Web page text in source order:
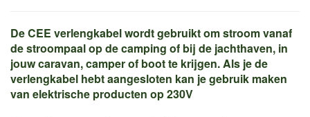
De CEE verlengkabel wordt gebruikt om stroom vanaf
de stroompaal op de camping of bij de jachthaven, in
jouw caravan, camper of boot te krijgen. Als je de
verlengkabel hebt aangesloten kan je gebruik maken
van elektrische producten op 230V